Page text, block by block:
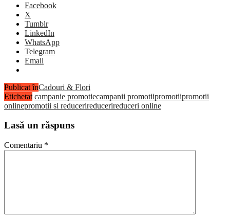
Facebook
X
Tumblr
LinkedIn
WhatsApp
Telegram
Email
Publicat înCadouri & Flori
Etichetat campanie promotiecampanii promotiipromotiipromotii
onlinepromotii si reducerireducerireduceri online
Lasă un răspuns
Comentariu *